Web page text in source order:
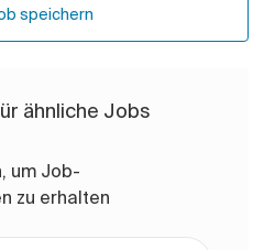
speichern
ähnliche Jobs
um Job-
zu erhalten